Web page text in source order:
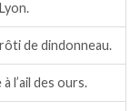
de dindonneau.
l’ail des ours.